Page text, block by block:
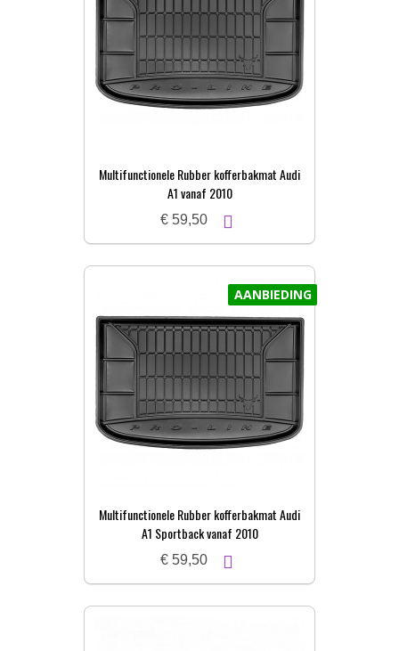
Multifunctionele Rubber kofferbakmat Audi
A1 vanaf 2010
€ 59,50
AANBIEDING
Multifunctionele Rubber kofferbakmat Audi
A1 Sportback vanaf 2010
€ 59,50